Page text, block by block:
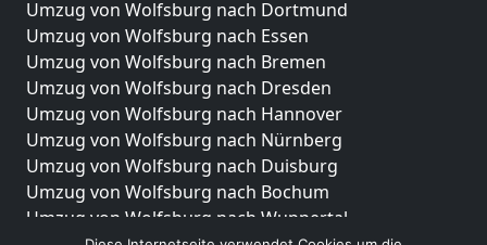
Umzug von Wolfsburg nach Dortmund
Umzug von Wolfsburg nach Essen
Umzug von Wolfsburg nach Bremen
Umzug von Wolfsburg nach Dresden
Umzug von Wolfsburg nach Hannover
Umzug von Wolfsburg nach Nürnberg
Umzug von Wolfsburg nach Duisburg
Umzug von Wolfsburg nach Bochum
Umzug von Wolfsburg nach Wuppertal